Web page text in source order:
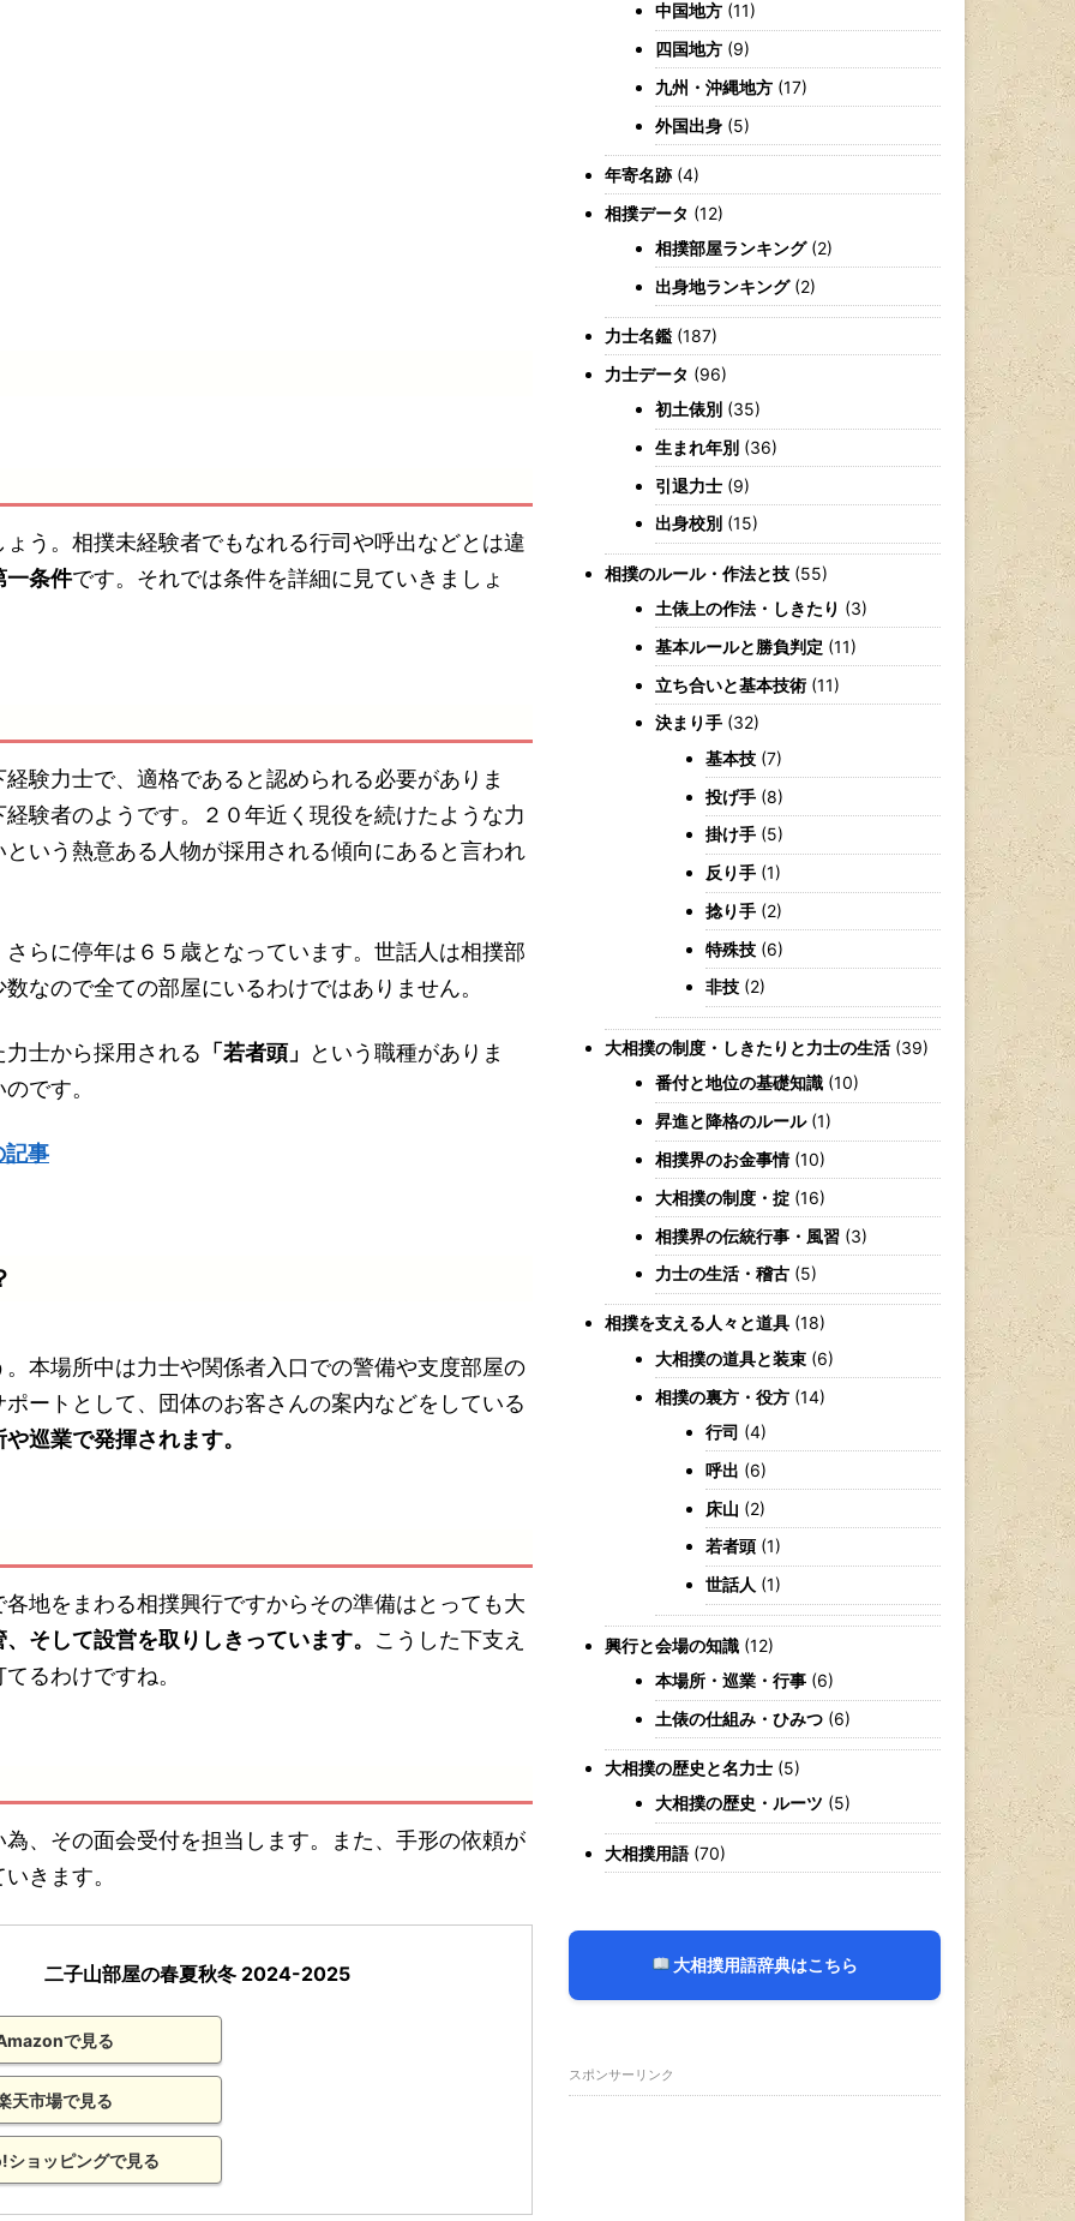
う。相撲未経験者でもなれる行司や呼出などとは違
一条件です。それでは条件を詳細に見ていきましょ
験力士で、適格であると認められる必要がありま
験者のようです。２０年近く現役を続けたような力
いう熱意ある人物が採用される傾向にあると言われ
らに停年は６５歳となっています。世話人は相撲部
なので全ての部屋にいるわけではありません。
士から採用される 「若者頭」
という職種がありま
です。
記事
本場所中は力士や関係者入口での警備や支度部屋の
ートとして、団体のお客さんの案内などをしている
巡業で発揮されます。
地をまわる相撲興行ですからその準備はとっても大
そして設営を取りしきっています。 こうした下支え
るわけですね。
、その面会受付を担当します。また、手形の依頼が
きます。
二子山部屋の春夏秋冬 2024-2025
で見る
天市場で見る
ョッピングで見る
中国地方 (11)
四国地方 (9)
九州・沖縄地方 (17)
外国出身 (5)
年寄名跡(4)
相撲データ (12)
相撲部屋ランキング(2)
出身地ランキング(2)
力士名鑑 (187)
力士データ (96)
初土俵別 (35)
生まれ年別 (36)
引退力士 (9)
出身校別 (15)
相撲のルール・作法と技 (55)
土俵上の作法・しきたり (3)
基本ルールと勝負判定 (11)
立ち合いと基本技術 (11)
決まり手 (32)
基本技 (7)
投げ手 (8)
掛け手 (5)
反り手 (1)
捻り手 (2)
特殊技 (6)
非技 (2)
大相撲の制度・しきたりと力士の生活 (39)
番付と地位の基礎知識 (10)
昇進と降格のルール(1)
相撲界のお金事情(10)
大相撲の制度・掟 (16)
相撲界の伝統行事・風習 (3)
力士の生活・稽古 (5)
相撲を支える人々と道具 (18)
大相撲の道具と装束 (6)
相撲の裏方・役方 (14)
行司 (4)
呼出 (6)
床山 (2)
若者頭 (1)
世話人 (1)
興行と会場の知識 (12)
本場所・巡業・行事 (6)
土俵の仕組み・ひみつ (6)
大相撲の歴史と名力士 (5)
大相撲の歴史・ルーツ (5)
大相撲用語 (70)
大相撲用語辞典はこちら
スポンサーリンク